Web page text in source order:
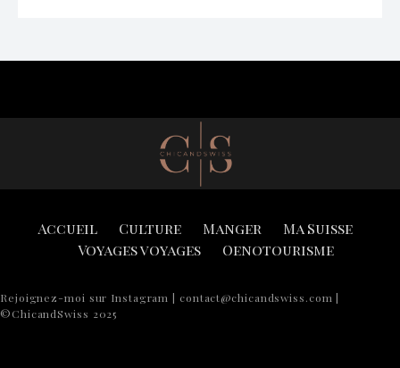
Accueil Culture Manger
Ma Suisse
Voyages voyages
Oenotourisme
Rejoignez-moi sur Instagram | contact@chicandswiss.com |
©ChicandSwiss 2025